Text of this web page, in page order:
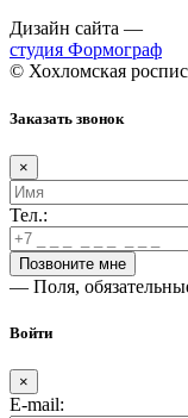
Дизайн сайта —
студия Формограф
© Хохломская
Заказать звонок
×
Тел.:
— Поля,
Войти
×
E-mail: